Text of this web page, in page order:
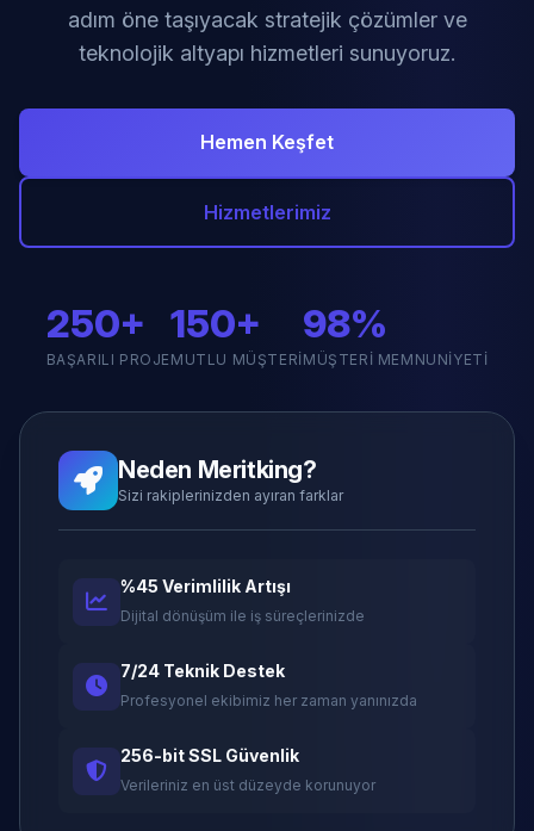
adım öne taşıyacak stratejik çözümler ve
teknolojik altyapı hizmetleri sunuyoruz.
Hemen Keşfet
Hizmetlerimiz
250+
BAŞARILI PROJE
150+
MUTLU MÜŞTERI
98%
MÜŞTERI MEMNUNIYETI
Neden Meritking?
Sizi rakiplerinizden ayıran farklar
%45 Verimlilik Artışı
Dijital dönüşüm ile iş süreçlerinizde
7/24 Teknik Destek
Profesyonel ekibimiz her zaman yanınızda
256-bit SSL Güvenlik
Verileriniz en üst düzeyde korunuyor